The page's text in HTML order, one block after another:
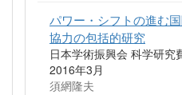
パワー・シフトの進む
協力の包括的研究
日本学術振興会 科学研究
2016年3月
須網隆夫